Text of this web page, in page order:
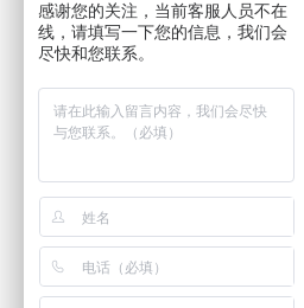
北京
感谢您的关注，当前客服人员不在
线，请填写一下您的信息，我们会
尽快和您联系。